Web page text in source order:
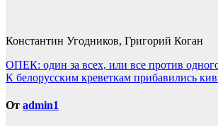
Константин Угодников, Григорий Коган
Навигация
по
записям
ОПЕК: один за всех, или все против
К белорусским креветкам прибавились
От admin1